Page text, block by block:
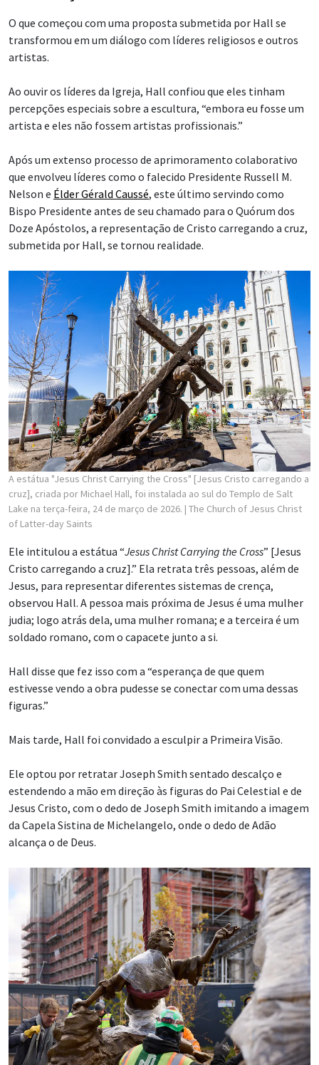
O que começou com uma proposta submetida por Hall se
transformou em um diálogo com líderes religiosos e outros
artistas.
Ao ouvir os líderes da Igreja, Hall confiou que eles tinham
percepções especiais sobre a escultura, “embora eu fosse um
artista e eles não fossem artistas profissionais.”
Após um extenso processo de aprimoramento colaborativo
que envolveu líderes como o falecido Presidente Russell M.
Nelson e Élder Gérald Caussé, este último servindo como
Bispo Presidente antes de seu chamado para o Quórum dos
Doze Apóstolos, a representação de Cristo carregando a cruz,
submetida por Hall, se tornou realidade.
A estátua "Jesus Christ Carrying the Cross" [Jesus Cristo carregando a
cruz], criada por Michael Hall, foi instalada ao sul do Templo de Salt
Lake na terça-feira, 24 de março de 2026. | The Church of Jesus Christ
of Latter-day Saints
Ele intitulou a estátua “Jesus Christ Carrying the Cross” [Jesus
Cristo carregando a cruz].” Ela retrata três pessoas, além de
Jesus, para representar diferentes sistemas de crença,
observou Hall. A pessoa mais próxima de Jesus é uma mulher
judia; logo atrás dela, uma mulher romana; e a terceira é um
soldado romano, com o capacete junto a si.
Hall disse que fez isso com a “esperança de que quem
estivesse vendo a obra pudesse se conectar com uma dessas
figuras.”
Mais tarde, Hall foi convidado a esculpir a Primeira Visão.
Ele optou por retratar Joseph Smith sentado descalço e
estendendo a mão em direção às figuras do Pai Celestial e de
Jesus Cristo, com o dedo de Joseph Smith imitando a imagem
da Capela Sistina de Michelangelo, onde o dedo de Adão
alcança o de Deus.